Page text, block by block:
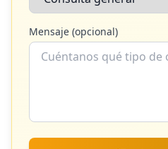
Mensaje (opcional)